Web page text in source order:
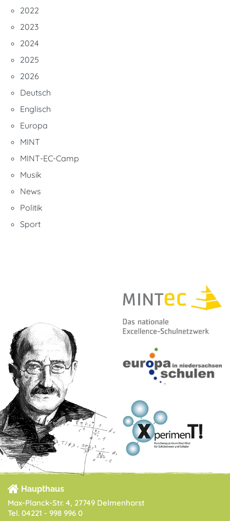
2022
2023
2024
2025
2026
Deutsch
Englisch
Europa
MINT
MINT-EC-Camp
Musik
News
Politik
Sport
Haupthaus
Max-Planck-Str. 4, 27749 Delmenhorst
Tel. 04221 - 998 996 0